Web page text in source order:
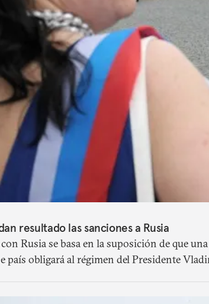
resultado las sanciones a Rusia
Rusia se basa en la suposición de que una
país obligará al régimen del Presidente